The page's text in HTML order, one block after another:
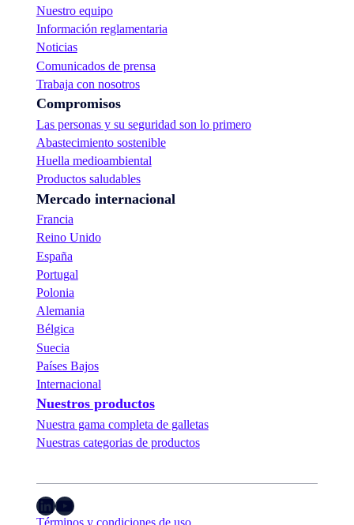
Nuestro equipo
Información reglamentaria
Noticias
Comunicados de prensa
Trabaja con nosotros
Compromisos
Las personas y su seguridad son lo primero
Abastecimiento sostenible
Huella medioambiental
Productos saludables
Mercado internacional
Francia
Reino Unido
España
Portugal
Polonia
Alemania
Bélgica
Suecia
Países Bajos
Internacional
Nuestros productos
Nuestra gama completa de galletas
Nuestras categorias de productos
LinkedIn YouTube
Términos y condiciones de uso